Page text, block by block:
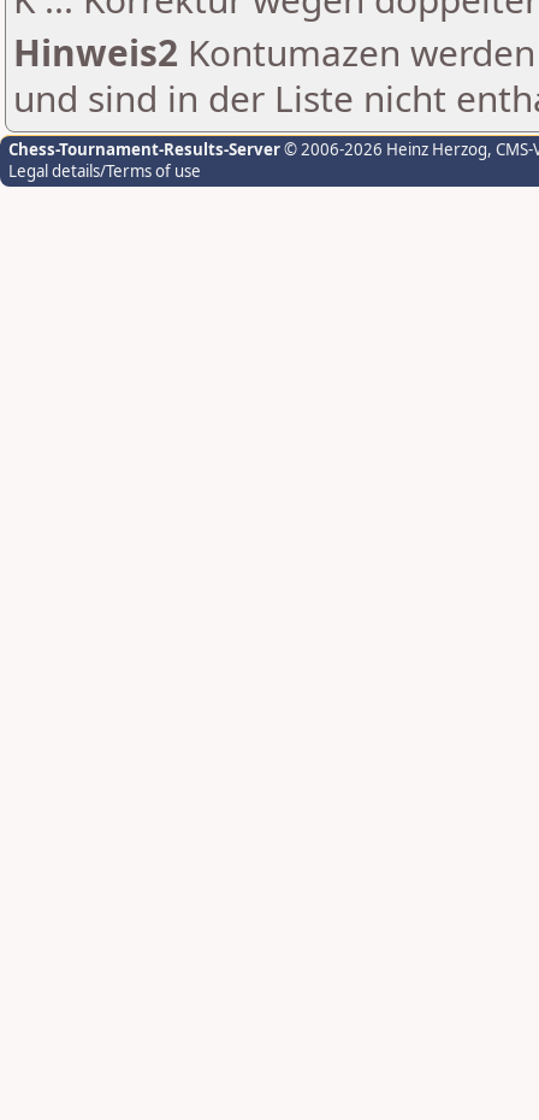
Hinweis2 Kontumazen
und sind in der Liste nicht
Chess-Tournament-Results-Server© 2006-2026 Heinz Herzog,
Legal details/Terms of use